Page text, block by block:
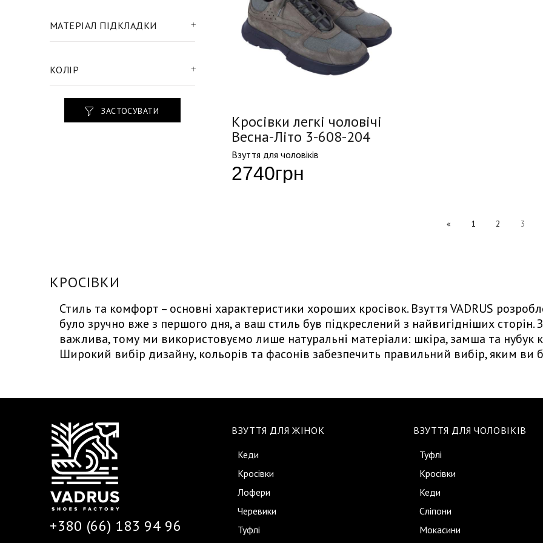
МАТЕРІАЛ ПІДКЛАДКИ
КОЛІР
ЗАСТОСУВАТИ
Кросівки легкі чоловічі
Весна-Літо 3-608-204
Взуття для чоловіків
2740грн
« 1 2 3
КРОСІВКИ
Стиль та комфорт – основні характеристики хороших кросівок. Взуття VADRUS
було зручно вже з першого дня, а ваш стиль був підкреслений з найвигідніших сторін.
важлива, тому ми використовуємо лише натуральні матеріали: шкіра, замша та нубук
Широкий вибір дизайну, кольорів та фасонів забезпечить правильний вибір, яким ви
+380 (66) 183 94 96
ВЗУТТЯ ДЛЯ ЖІНОК
Кеди
Кросівки
Лофери
Черевики
Туфлі
ВЗУТТЯ ДЛЯ ЧОЛОВІКІВ
Туфлі
Кросівки
Кеди
Сліпони
Мокасини